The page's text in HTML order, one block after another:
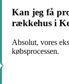
Kan jeg få
rækkehus i
Absolut, vores
købsprocessen.